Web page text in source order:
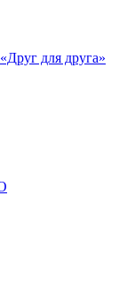
для друга»